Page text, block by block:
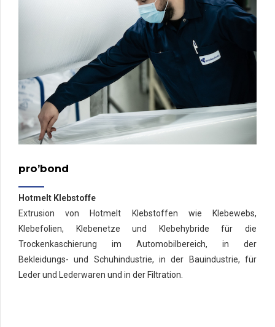
pro’bond
Hotmelt Klebstoffe
Extrusion von Hotmelt Klebstoffen wie Klebewebs,
Klebefolien, Klebenetze und Klebehybride für die
Trockenkaschierung im Automobilbereich, in der
Bekleidungs- und Schuhindustrie, in der Bauindustrie, für
Leder und Lederwaren und in der Filtration.